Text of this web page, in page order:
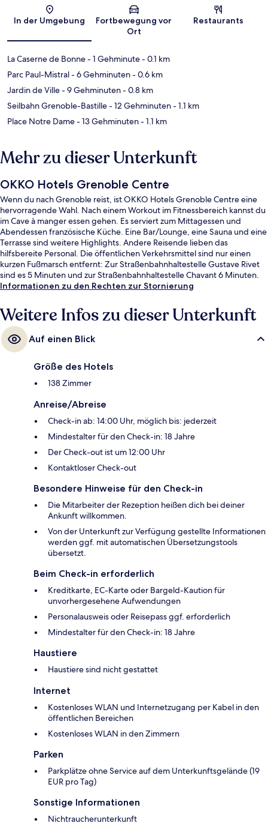
Karte
In der Umgebung
Fortbewegung vor
Ort
Restaurants
La Caserne de Bonne- 1 Gehminute- 0.1 km
Parc Paul-Mistral- 6 Gehminuten- 0.6 km
Jardin de Ville- 9 Gehminuten- 0.8 km
Seilbahn Grenoble-Bastille- 12 Gehminuten- 1.1 km
Place Notre Dame- 13 Gehminuten- 1.1 km
Mehr zu dieser Unterkunft
OKKO Hotels Grenoble Centre
Wenn du nach Grenoble reist, ist OKKO Hotels Grenoble Centre eine
hervorragende Wahl. Nach einem Workout im Fitnessbereich kannst du
im Cave à manger essen gehen. Es serviert zum Mittagessen und
Abendessen französische Küche. Eine Bar/Lounge, eine Sauna und eine
Terrasse sind weitere Highlights. Andere Reisende lieben das
hilfsbereite Personal. Die öffentlichen Verkehrsmittel sind nur einen
kurzen Fußmarsch entfernt: Zur Straßenbahnhaltestelle Gustave Rivet
sind es 5 Minuten und zur Straßenbahnhaltestelle Chavant 6 Minuten.
Informationen zu den Rechten zur Stornierung
Weitere Infos zu dieser Unterkunft
Auf einen Blick
Größe des Hotels
138 Zimmer
Anreise/Abreise
Check-in ab: 14:00 Uhr, möglich bis: jederzeit
Mindestalter für den Check-in: 18 Jahre
Der Check-out ist um 12:00 Uhr
Kontaktloser Check-out
Besondere Hinweise für den Check-in
Die Mitarbeiter der Rezeption heißen dich bei deiner
Ankunft willkommen.
Von der Unterkunft zur Verfügung gestellte Informationen
werden ggf. mit automatischen Übersetzungstools
übersetzt.
Beim Check-in erforderlich
Kreditkarte, EC-Karte oder Bargeld-Kaution für
unvorhergesehene Aufwendungen
Personalausweis oder Reisepass ggf. erforderlich
Mindestalter für den Check-in: 18 Jahre
Haustiere
Haustiere sind nicht gestattet
Internet
Kostenloses WLAN und Internetzugang per Kabel in den
öffentlichen Bereichen
Kostenloses WLAN in den Zimmern
Parken
Parkplätze ohne Service auf dem Unterkunftsgelände (19
EUR pro Tag)
Sonstige Informationen
Nichtraucherunterkunft